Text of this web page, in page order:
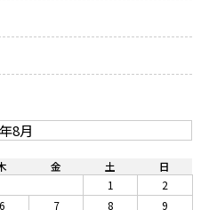
8月
金 土
日
1
2
6 7 8 9